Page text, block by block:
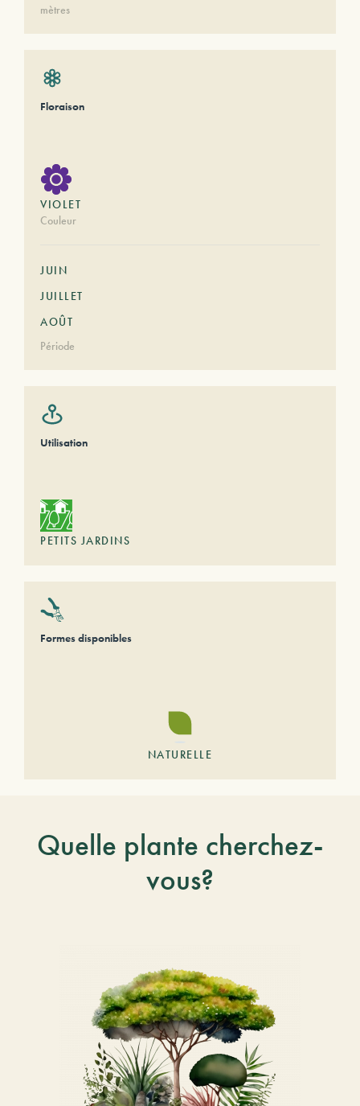
mètres
Floraison
VIOLET
Couleur
JUIN
JUILLET
AOÛT
Période
Utilisation
PETITS JARDINS
Formes disponibles
NATURELLE
Quelle plante cherchez-
vous?